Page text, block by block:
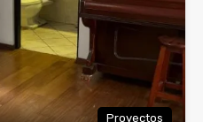
Proyectos